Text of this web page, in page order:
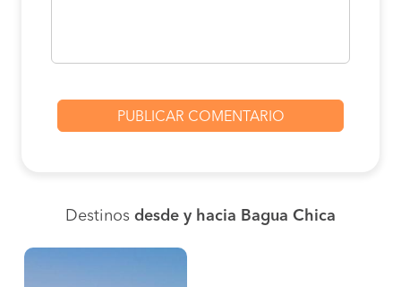
Destinos desde y hacia Bagua Chica